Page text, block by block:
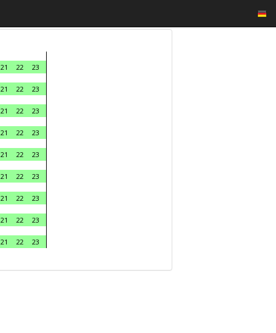
21 22
23
21 22
23
21 22
23
21 22
23
21 22
23
21 22
23
21 22
23
21 22
23
21 22
23